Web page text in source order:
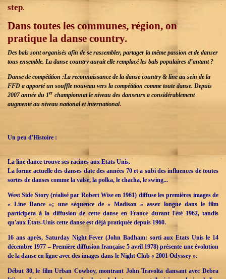
step.
Dans toutes les communes, région, on
pratique la danse country.
Des bals sont organisés afin de se rassembler, partager la même passion et de danser
tous ensemble. La danse country aurait elle remplacé les bals populaires d’antant ?
Danse de compétition :La reconnaissance de la danse country & line au sein de la
FFD a apporté un souffle nouveau vers la compétition comme toute danse. Depuis
2007 année du 1er championnat le niveau des danseurs a considérablement
augmenté au niveau national et international.
Un peu d'Histoire :
La line dance trouve ses racines aux Etats Unis.
La forme actuelle des danses date des années 70 et a subi des influences de toutes
sortes de danses comme la valse, la polka, le chacha, le swing...
West Side Story (réalisé par Robert Wise en 1961) diffuse les premières images de
« Line Dance »; une séquence de « Madison » assez longue dans le film
participera à la diffusion de cette danse en France durant l'été 1962, tandis
qu'aux États-Unis cette danse est déjà pratiquée depuis 1960.
16 ans après, Saturday Night Fever (John Badham: sorti aux Etats Unis le 14
décembre 1977 – Première diffusion française 5 avril 1978) présente une évolution
de la danse en ligne avec des images dans le Night Club « 2001 Odyssey ».
Début 80, le film Urban Cowboy, montrant John Travolta dansant avec Debra